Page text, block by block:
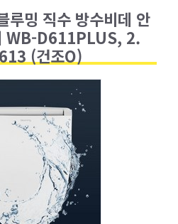
루밍 직수 방수비데 안
WB-D611PLUS, 2.
(건조O)